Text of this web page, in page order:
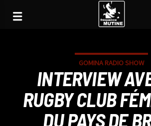
GOMINA RADIO SHOW
INTERVIEW
RUGBY CLUB
DU PAYS DE